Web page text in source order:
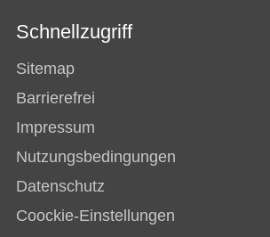
Schnellzugriff
Sitemap
Barrierefrei
Impressum
Nutzungsbedingungen
Datenschutz
Coockie-Einstellungen